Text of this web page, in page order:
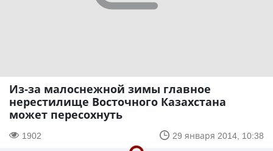
Из-за малоснежной зимы главное
нерестилище Восточного Казахстана
может пересохнуть
1902 29 января 2014, 10:38